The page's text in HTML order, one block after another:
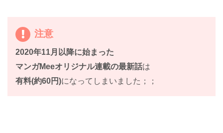
注意
2020年11月以降に始まった
マンガMeeオリジナル連載の最新話は
有料(約60円)になってしまいました；；